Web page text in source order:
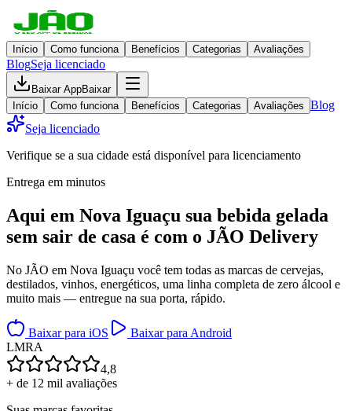
Início Como funciona Benefícios Categorias Avaliações
BlogSeja licenciado
Baixar AppBaixar
Início
Como funciona Benefícios Categorias Avaliações Blog
Seja licenciado
Verifique se a sua cidade está disponível para licenciamento
Entrega em minutos
Aqui em Nova Iguaçu sua bebida gelada
sem sair de casa é com o JÃO Delivery
No JÃO em Nova Iguaçu você tem todas as marcas de cervejas,
destilados, vinhos, energéticos, uma linha completa de zero álcool e
muito mais — entregue na sua porta, rápido.
Baixar para iOS
Baixar para Android
LMRA
4,8
+ de 12 mil avaliações